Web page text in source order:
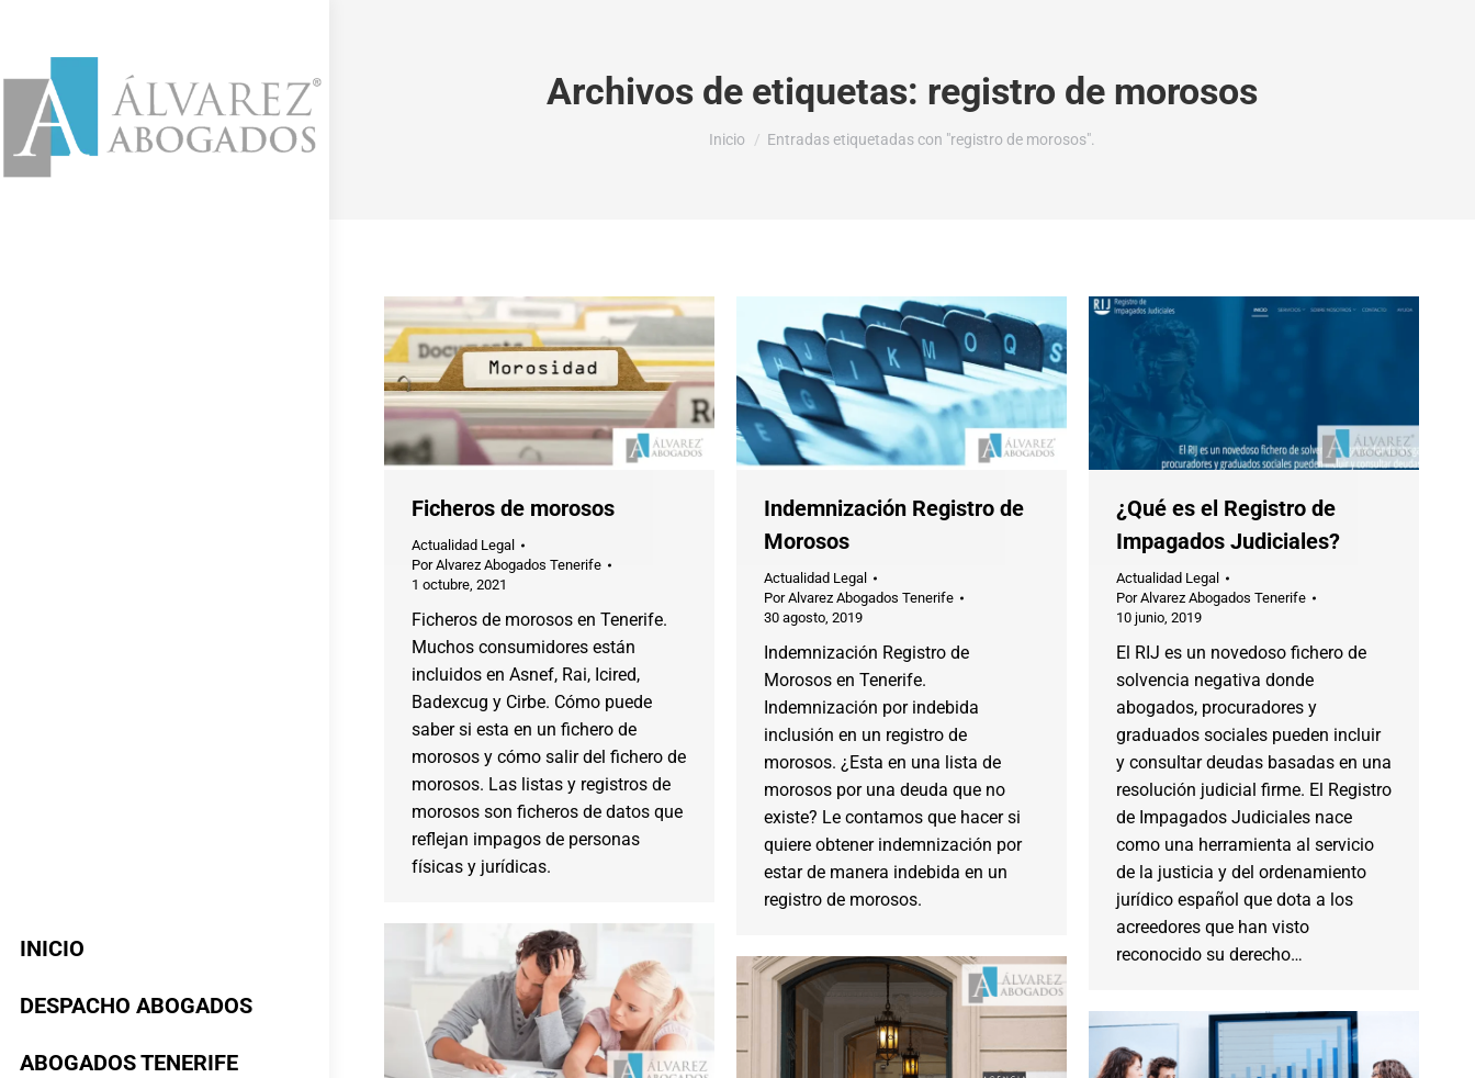
INICIO
DESPACHO ABOGADOS
ABOGADOS TENERIFE
Archivos de etiquetas: registro de morosos
Estás aquí:
Inicio Entradas etiquetadas con "registro de morosos".
Ficheros de morosos
Actualidad Legal
PorAlvarez Abogados Tenerife
1 octubre, 2021
Ficheros de morosos en Tenerife.
Muchos consumidores están
incluidos en Asnef, Rai, Icired,
Badexcug y Cirbe. Cómo puede
saber si esta en un fichero de
morosos y cómo salir del fichero de
morosos. Las listas y registros de
morosos son ficheros de datos que
reflejan impagos de personas
físicas y jurídicas.
Indemnización Registro de
Morosos
Actualidad Legal
PorAlvarez Abogados Tenerife
30 agosto, 2019
Indemnización Registro de
Morosos en Tenerife.
Indemnización por indebida
inclusión en un registro de
morosos. ¿Esta en una lista de
morosos por una deuda que no
existe? Le contamos que hacer si
quiere obtener indemnización por
estar de manera indebida en un
registro de morosos.
¿Qué es el Registro de
Impagados Judiciales?
Actualidad Legal
PorAlvarez Abogados Tenerife
10 junio, 2019
El RIJ es un novedoso fichero de
solvencia negativa donde
abogados, procuradores y
graduados sociales pueden incluir
y consultar deudas basadas en una
resolución judicial firme. El Registro
de Impagados Judiciales nace
como una herramienta al servicio
de la justicia y del ordenamiento
jurídico español que dota a los
acreedores que han visto
reconocido su derecho…